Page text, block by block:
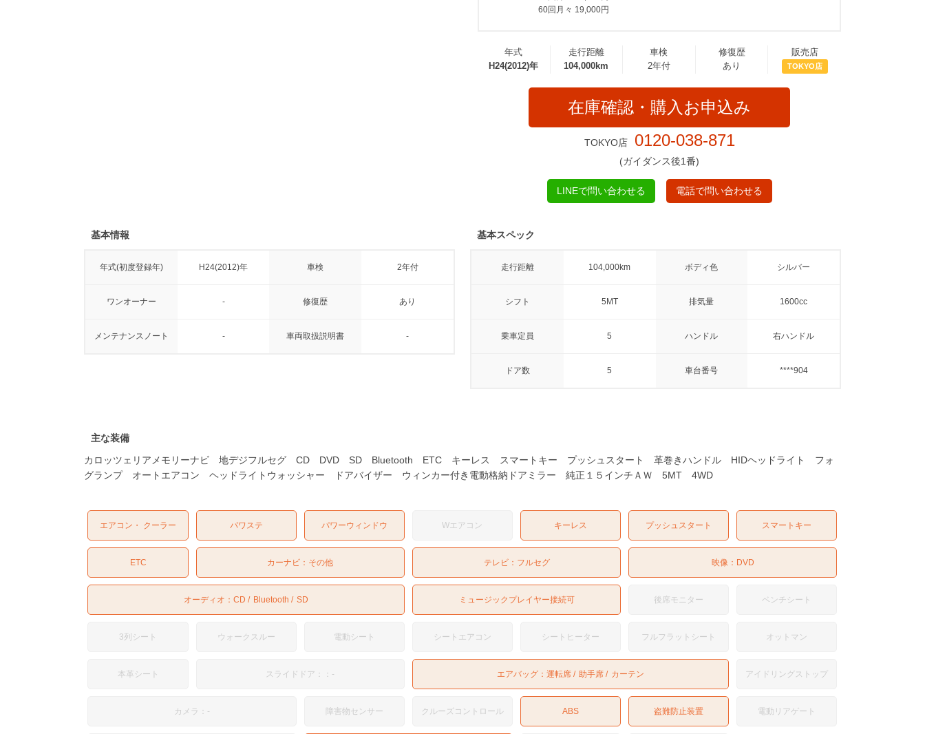
60回月々 19,000円
年式
H24(2012)年
走行距離
104,000km
車検
2年付
修復歴
あり
販売店
TOKYO店
在庫確認・購入お申込み
TOKYO店 0120-038-871
(ガイダンス後1番)
LINEで問い合わせる 電話で問い合わせる
基本情報
年式(初度登録年) H24(2012)年 車検 2年付
ワンオーナー - 修復歴 あり
メンテナンスノート - 車両取扱説明書 -
基本スペック
走行距離 104,000km ボディ色 シルバー
シフト 5MT 排気量 1600cc
乗車定員 5 ハンドル 右ハンドル
ドア数 5 車台番号 ****904
主な装備
カロッツェリアメモリーナビ 地デジフルセグ CD DVD SD Bluetooth ETC キーレス スマートキー プッシュスタート 革巻きハンドル HIDヘッドライト フォ
グランプ オートエアコン ヘッドライトウォッシャー ドアバイザー ウィンカー付き電動格納ドアミラー 純正１５インチＡＷ 5MT 4WD
エアコン・ クーラー パワステ パワーウィンドウ Wエアコン キーレス プッシュスタート スマートキー
ETC カーナビ： その他 テレビ： フルセグ 映像： DVD
オーディオ：CD Bluetooth SD ミュージックプレイヤー接続可 後席モニター ベンチシート
3列シート ウォークスルー 電動シート シートエアコン シートヒーター フルフラットシート オットマン
本革シート スライドドア：：- エアバッグ：運転席 助手席 カーテン アイドリングストップ
カメラ：- 障害物センサー クルーズコントロール ABS 盗難防止装置 電動リアゲート